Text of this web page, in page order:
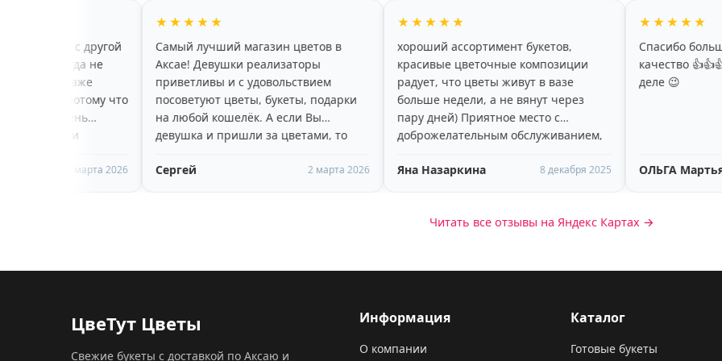
Самый лучший магазин цветов в
Аксае! Девушки реализаторы
приветливы и с удовольствием
посоветуют цветы, букеты, подарки
на любой кошелёк. А если Вы
девушка и пришли за цветами, то
молодой, улыбчивый парень-2 марта 2026
хороший ассортимент букетов,
красивые цветочные композиции
радует, что цветы живут в вазе
больше недели, а не вянут через
пару дней) Приятное место с
доброжелательным обслуживанием,
Яна Назаркина
8 декабря 2025
Спасибо большое за букет все
качество 👍👍👍процветания в
деле 😉
ОЛЬГА Мартьянова 19 ноября
Читать все отзывы на Яндекс Картах →
ЦвеТут Цветы
Свежие букеты с доставкой по Аксаю и
Информация
О компании
Каталог
Готовые букеты